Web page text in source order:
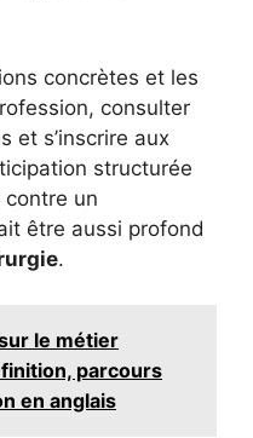
concrètes et les
consulter
et s’inscrire aux
structurée
un
être aussi profond
.
le métier
parcours
en anglais